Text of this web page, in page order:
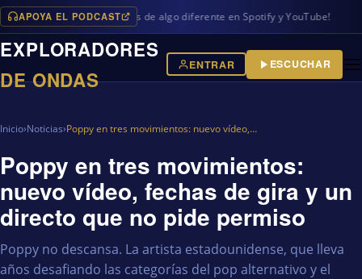
APOYA EL PODCAST
en iVoox, además de algo diferente en Spotify y YouTube!
EXPLORADORES
DE ONDAS
ENTRAR ESCUCHAR
Inicio›Noticias›Poppy en tres movimientos: nuevo vídeo,…
Poppy en tres movimientos:
nuevo vídeo, fechas de gira y un
directo que no pide permiso
Poppy no descansa. La artista estadounidense, que lleva
años desafiando las categorías del pop alternativo y el